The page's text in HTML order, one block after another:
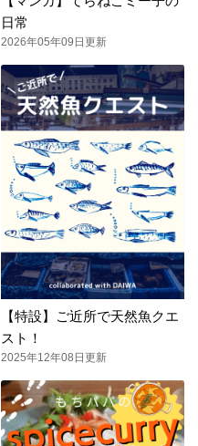
日常
2026年05年09日更新
【特設】ご近所で天然魚クエ
スト！
2025年12年08日更新